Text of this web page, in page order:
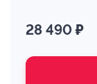
28 490 ₽